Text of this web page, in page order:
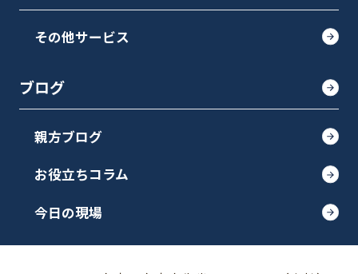
その他サービス
ブログ
親方ブログ
お役立ちコラム
今日の現場